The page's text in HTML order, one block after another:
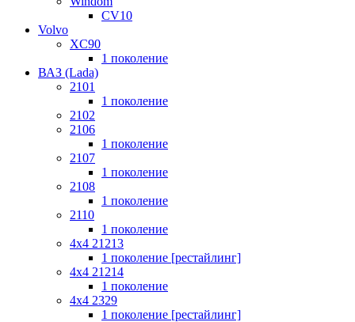
СV10
Volvo
XC90
1 поколение
ВАЗ (Lada)
2101
1 поколение
2102
2106
1 поколение
2107
1 поколение
2108
1 поколение
2110
1 поколение
4x4 21213
1 поколение [рестайлинг]
4x4 21214
1 поколение
4x4 2329
1 поколение [рестайлинг]